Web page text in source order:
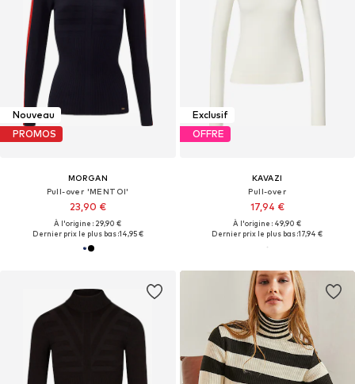
Nouveau
PROMOS
MORGAN
Pull-over 'MENTOI'
23,90 €
À l'origine : 29,90 €
Dernier prix le plus bas :14,95 €
Exclusif
OFFRE
KAVAZI
Pull-over
17,94 €
À l'origine : 49,90 €
Dernier prix le plus bas :17,94 €